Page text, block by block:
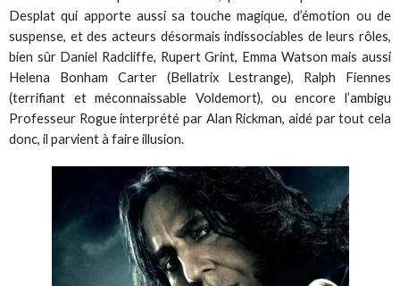
Desplat qui apporte aussi sa touche magique, d’émotion ou de
suspense, et des acteurs désormais indissociables de leurs rôles,
bien sûr Daniel Radcliffe, Rupert Grint, Emma Watson mais aussi
Helena Bonham Carter (Bellatrix Lestrange), Ralph Fiennes
(terrifiant et méconnaissable Voldemort), ou encore l’ambigu
Professeur Rogue interprété par Alan Rickman, aidé par tout cela
donc, il parvient à faire illusion.